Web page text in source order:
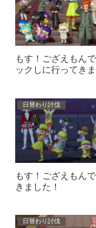
もす！ござえもん
ックしに行ってきま
日替わり討伐
もす！ござえもん
きました！
日替わり討伐